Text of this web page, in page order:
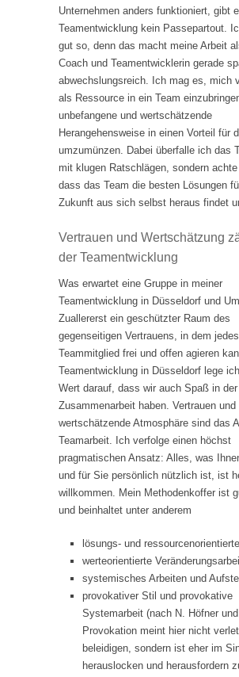
Unternehmen anders funktioniert, gibt
Teamentwicklung kein Passepartout.
gut so, denn das macht meine Arbeit
Coach und Teamentwicklerin gerade
abwechslungsreich. Ich mag es, mich
als Ressource in ein Team
unbefangene und wertschätzende
Herangehensweise in einen Vorteil für
umzumünzen. Dabei überfalle ich das
mit klugen Ratschlägen, sondern
dass das Team die besten Lösungen
Zukunft aus sich selbst heraus findet
Vertrauen und Wertschätzung
der Teamentwicklung
Was erwartet eine Gruppe in meiner
Teamentwicklung in Düsseldorf und
Zuallererst ein geschützter Raum des
gegenseitigen Vertrauens, in dem jedes
Teammitglied frei und offen agieren
Teamentwicklung in Düsseldorf lege
Wert darauf, dass wir auch Spaß in der
Zusammenarbeit haben. Vertrauen und
wertschätzende Atmosphäre sind das
Teamarbeit. Ich verfolge einen höchst
pragmatischen Ansatz: Alles, was
und für Sie persönlich nützlich ist, ist
willkommen. Mein Methodenkoffer ist
und beinhaltet unter anderem
lösungs- und
werteorientierte
systemisches Arbeiten und
provokativer Stil und provokative
Systemarbeit (nach N. Höfner
Provokation meint hier nicht
beleidigen, sondern ist eher im
herauslocken und herausfordern